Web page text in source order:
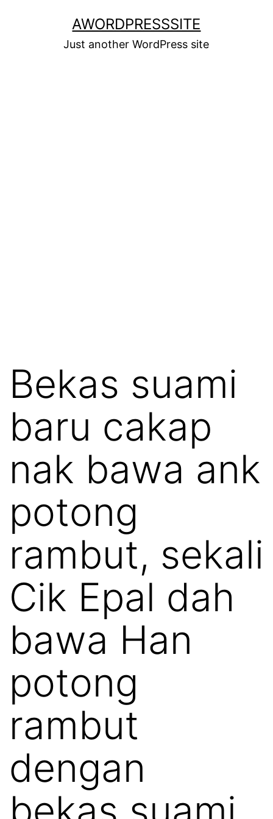
AWORDPRESSSITE
Just another WordPress site
Bekas suami
baru cakap
nak bawa ank
potong
rambut, sekali
Cik Epal dah
bawa Han
potong
rambut
dengan